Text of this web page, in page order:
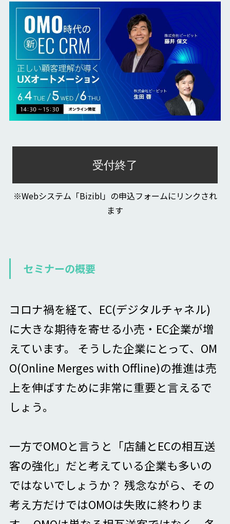
受付終了
※Webシステム「Bizibl」の申込フォームにリンクされ
ます
セミナーの概要
コロナ禍を経て、EC(デジタルチャネル)
に大きな期待を寄せる小売・EC企業が増
えています。 そうした企業にとって、OM
O(Online Merges with Offline)の推進は売
上を伸ばすために非常に重要と言えるで
しょう。
一方でOMOと言うと「店舗とECの相互送
客の強化」だと考えている企業も多いの
ではないでしょうか？ 残念ながら、その
考え方だけではOMOは失敗に終わりま